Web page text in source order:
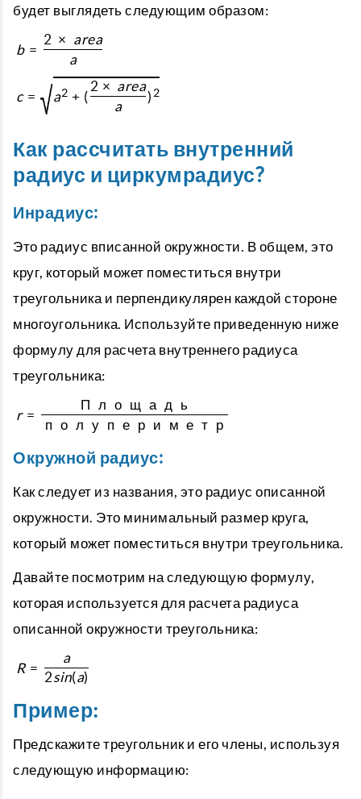
будет выглядеть следующим образом:
b =
2 × area
a
c = √a2 + (
2 × area
a
) 2
Как рассчитать внутренний
радиус и циркумрадиус?
Инрадиус:
Это радиус вписанной окружности. В общем, это
круг, который может поместиться внутри
треугольника и перпендикулярен каждой стороне
многоугольника. Используйте приведенную ниже
формулу для расчета внутреннего радиуса
треугольника:
r =
П л о щ а д
ь
п о л у п е р и м е т р
Окружной радиус:
Как следует из названия, это радиус описанной
окружности. Это минимальный размер круга,
который может поместиться внутри треугольника.
Давайте посмотрим на следующую формулу,
которая используется для расчета радиуса
описанной окружности треугольника:
R =
a
2sin(a)
Пример:
Предскажите треугольник и его члены, используя
следующую информацию: